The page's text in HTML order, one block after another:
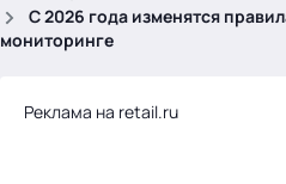
С 2026 года изменятся
мониторинге
Реклама на retail.ru